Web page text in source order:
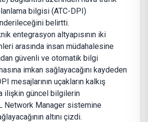
bilgisi (ATC-DPI)
belirtti.
entegrasyon altyapısının iki
arasında insan müdahalesine
güvenli ve otomatik bilgi
imkan sağlayacağını kaydeden
mesajlarının uçakların kalkış
ilişkin güncel bilgilerin
Network Manager sistemine
altını çizdi.